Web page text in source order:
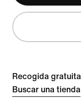
Recogida gratuita
Buscar una tienda